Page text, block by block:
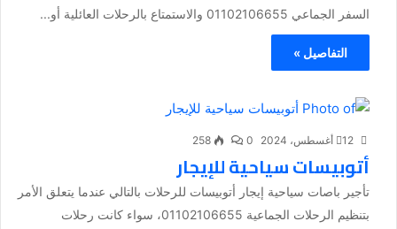
السفر الجماعي 01102106655 والاستمتاع بالرحلات العائلية أو...
التفاصيل »
12 أغسطس، 2024 0
258
أتوبيسات سياحية للإيجار
تأجير باصات سياحية إيجار أتوبيسات للرحلات بالتالي عندما يتعلق الأمر
بتنظيم الرحلات الجماعية 01102106655، سواء كانت رحلات